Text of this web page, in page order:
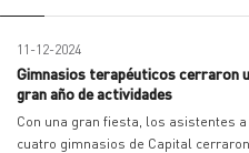
11-12-2024
Gimnasios terapéuticos cerraron
gran año de actividades
Con una gran fiesta, los asistentes
cuatro gimnasios de Capital